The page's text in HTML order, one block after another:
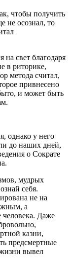
чтобы получить
не осознал, то
свет благодаря
в риторике,
метода считал,
привнесено
и может быть
однако у него
до наших дней,
о Сократе
мудрых
себя.
не на
а
человека. Даже
казни,
предсмертные
вывел